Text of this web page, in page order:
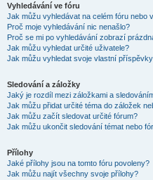
Vyhledávání ve fóru
Jak můžu vyhledávat na celém fóru nebo
Proč moje vyhledávání nic nenašlo?
Proč se mi po vyhledávání zobrazí
Jak můžu vyhledat určité uživatele?
Jak můžu vyhledat svoje vlastní
Sledování a záložky
Jaký je rozdíl mezi záložkami a
Jak můžu přidat určité téma do záložek
Jak můžu začít sledovat určité fórum?
Jak můžu ukončit sledování témat nebo
Přílohy
Jaké přílohy jsou na tomto fóru povoleny?
Jak můžu najít všechny svoje přílohy?